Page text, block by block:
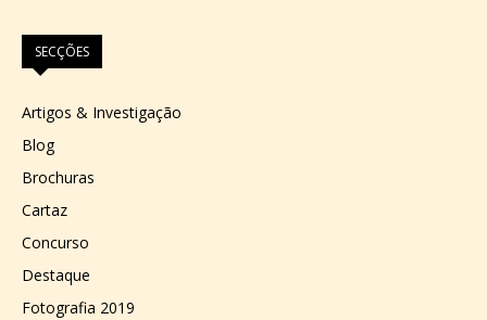
SECÇÕES
Artigos & Investigação
Blog
Brochuras
Cartaz
Concurso
Destaque
Fotografia 2019